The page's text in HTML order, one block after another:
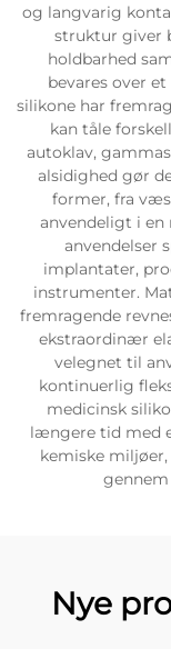
og langvarig
struktur giver
holdbarhed
bevares over
silikone har
kan tåle
autoklav,
alsidighed gør
former, fra
anvendeligt i en
anvendelser
implantater,
instrumenter.
fremragende
ekstraordinær
velegnet til
kontinuerlig
medicinsk
længere tid med
kemiske
gennem
Nye